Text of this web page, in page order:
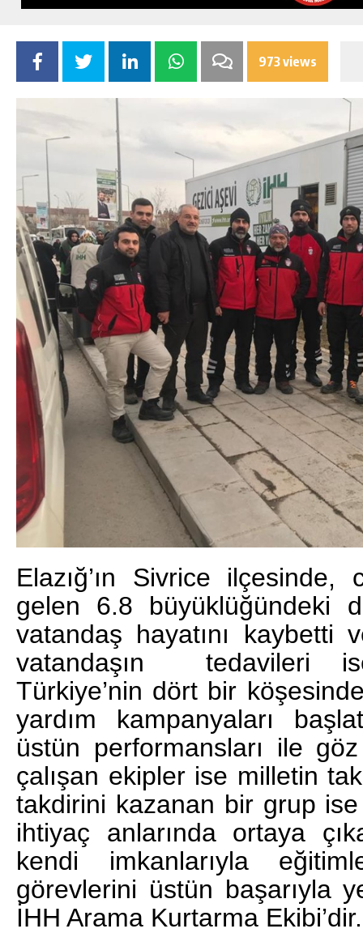
973 views
Elazığ’ın Sivrice
gelen 6.8 büyüklüğündeki
vatandaş hayatını kaybetti
vatandaşın tedavileri
Türkiye’nin dört bir
yardım kampanyaları
üstün performansları ile
çalışan ekipler ise milletin
takdirini kazanan bir grup
ihtiyaç anlarında ortaya
kendi imkanlarıyla
görevlerini üstün başarıyla
İHH Arama Kurtarma Ekibi’dir.
GÜNLÜK HABER AKIŞI
GÖKSUN HAFIZLIK KIZ KUR’AN KURSU
ÖĞRENCILERINE DARENDE GEZISI.